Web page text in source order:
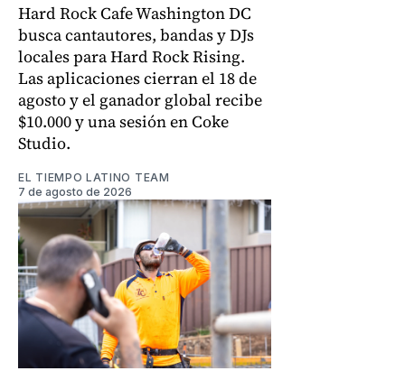
Hard Rock Cafe Washington DC
busca cantautores, bandas y DJs
locales para Hard Rock Rising.
Las aplicaciones cierran el 18 de
agosto y el ganador global recibe
$10.000 y una sesión en Coke
Studio.
EL TIEMPO LATINO TEAM
7 de agosto de 2026